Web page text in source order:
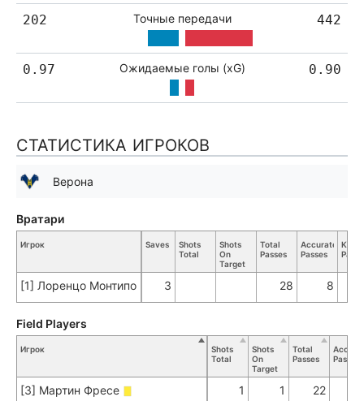
202 Точные передачи 442
0.97 Ожидаемые голы (xG) 0.90
СТАТИСТИКА ИГРОКОВ
Верона
Игрок Saves
Shots
Total
Shots
On
Target
Total
Passes
Accurate
Passes
Key
[1] Лоренцо Монтипо 3 28 8
Вратари
Игрок
Shots
Total
Shots
On
Target
Total
Passes
Passes
[3] Мартин Фресе 1 1 22
Field Players